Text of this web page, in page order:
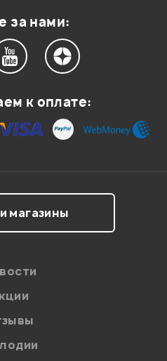
за нами:
к оплате:
магазины